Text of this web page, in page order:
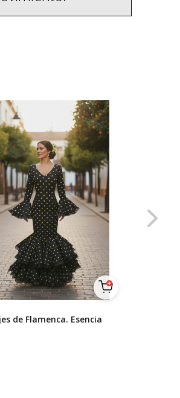
de Flamenca. Esencia